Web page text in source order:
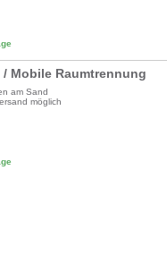
Mobile Raumtrennung
am Sand
möglich